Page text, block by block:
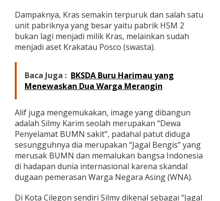
Dampaknya, Kras semakin terpuruk dan salah satu
unit pabriknya yang besar yaitu pabrik HSM 2
bukan lagi menjadi milik Kras, melainkan sudah
menjadi aset Krakatau Posco (swasta).
Baca Juga : BKSDA Buru Harimau yang
Menewaskan Dua Warga Merangin
Alif juga mengemukakan, image yang dibangun
adalah Silmy Karim seolah merupakan “Dewa
Penyelamat BUMN sakit”, padahal patut diduga
sesungguhnya dia merupakan “Jagal Bengis” yang
merusak BUMN dan memalukan bangsa Indonesia
di hadapan dunia internasional karena skandal
dugaan pemerasan Warga Negara Asing (WNA).
Di Kota Cilegon sendiri Silmy dikenal sebagai “Jagal